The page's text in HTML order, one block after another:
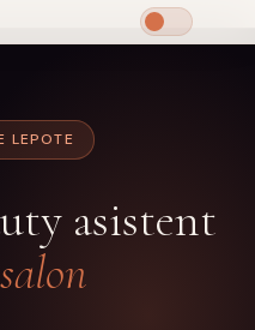
LEPOTE
asistent